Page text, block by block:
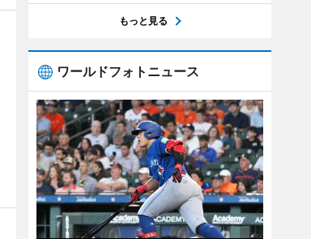
もっと見る
ワールドフォトニュース